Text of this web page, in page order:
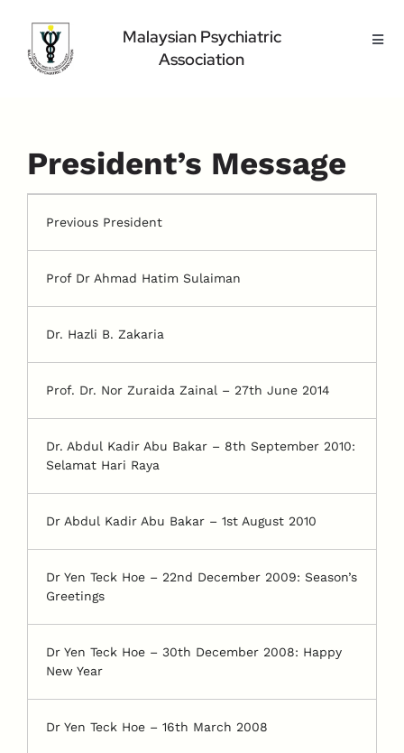
content
Malaysian Psychiatric
Association
Home Page
Conference
Public
Medical Professional
Contact Us
President’s Message
Previous President
Prof Dr Ahmad Hatim Sulaiman
Dr. Hazli B. Zakaria
Prof. Dr. Nor Zuraida Zainal – 27th June 2014
Dr. Abdul Kadir Abu Bakar – 8th September 2010:
Selamat Hari Raya
Dr Abdul Kadir Abu Bakar – 1st August 2010
Dr Yen Teck Hoe – 22nd December 2009: Season’s
Greetings
Dr Yen Teck Hoe – 30th December 2008: Happy
New Year
Dr Yen Teck Hoe – 16th March 2008